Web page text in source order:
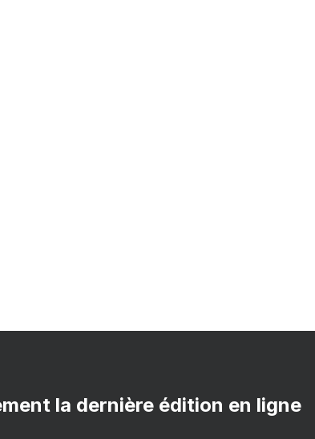
la dernière édition en ligne